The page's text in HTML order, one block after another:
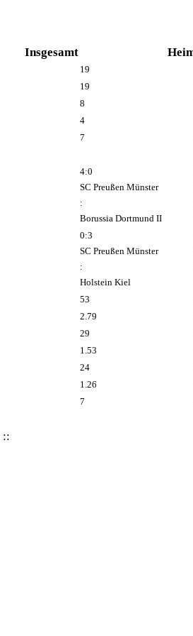
Insgesamt
19
19
8
4
7
4:0
SC Preußen Münster
:
Borussia Dortmund II
0:3
SC Preußen Münster
:
Holstein Kiel
53
2.79
29
1.53
24
1.26
7
::